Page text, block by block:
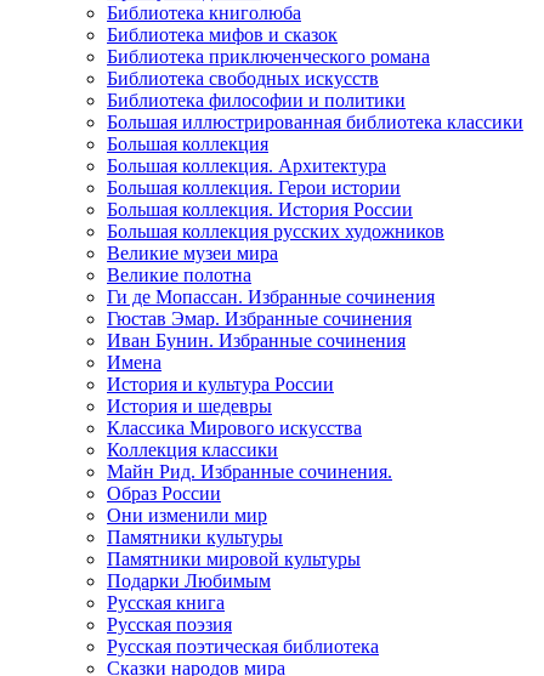
Библиотека книголюба
Библиотека мифов и сказок
Библиотека приключенческого романа
Библиотека свободных искусств
Библиотека философии и политики
Большая иллюстрированная библиотека классики
Большая коллекция
Большая коллекция. Архитектура
Большая коллекция. Герои истории
Большая коллекция. История России
Большая коллекция русских художников
Великие музеи мира
Великие полотна
Ги де Мопассан. Избранные сочинения
Гюстав Эмар. Избранные сочинения
Иван Бунин. Избранные сочинения
Имена
История и культура России
История и шедевры
Классика Мирового искусства
Коллекция классики
Майн Рид. Избранные сочинения.
Образ России
Они изменили мир
Памятники культуры
Памятники мировой культуры
Подарки Любимым
Русская книга
Русская поэзия
Русская поэтическая библиотека
Сказки народов мира